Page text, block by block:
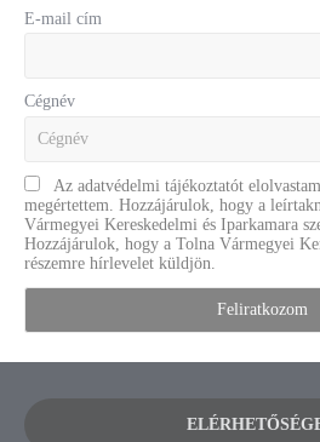
E-mail cím
Cégnév
Az adatvédelmi tájékoztatót
megértettem. Hozzájárulok, hogy a
Vármegyei Kereskedelmi és Iparkamara
Hozzájárulok, hogy a Tolna Vármegyei
részemre hírlevelet küldjön.